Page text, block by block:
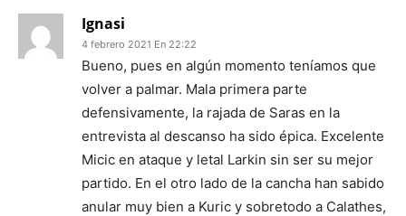
Ignasi
4 febrero 2021 En 22:22
Bueno, pues en algún momento teníamos que
volver a palmar. Mala primera parte
defensivamente, la rajada de Saras en la
entrevista al descanso ha sido épica. Excelente
Micic en ataque y letal Larkin sin ser su mejor
partido. En el otro lado de la cancha han sabido
anular muy bien a Kuric y sobretodo a Calathes,